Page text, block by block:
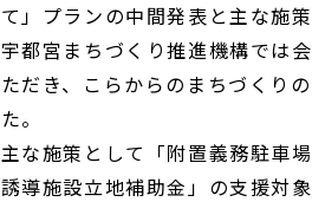
て」プランの中間発表と主な施
宇都宮まちづくり推進機構では
ただき、こらからのまちづくり
た。
主な施策として「附置義務駐車
誘導施設立地補助金」の支援対